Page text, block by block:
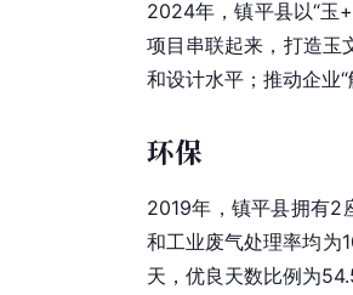
2024年，镇平县以“玉
项目串联起来，打造玉
和设计水平；推动企业
环保
2019年，镇平县拥有2
和工业废气处理率均为
天，优良天数比例为